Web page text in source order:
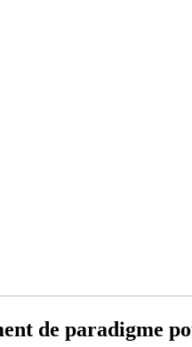
de paradigme